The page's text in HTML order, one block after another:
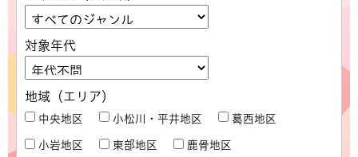
対象年代
地域（エリア）
中央地区 小松川・平井地区 葛西地区
小岩地区 東部地区 鹿骨地区